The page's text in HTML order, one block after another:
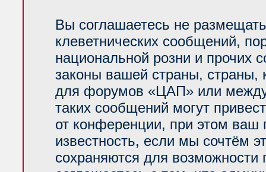
Вы соглашаетесь не
клеветнических сообщений,
национальной розни и прочих
законы вашей страны, страны,
для форумов «ЦАП» или
таких сообщений могут
от конференции, при этом ваш
известность, если мы сочтём
сохраняются для возможности